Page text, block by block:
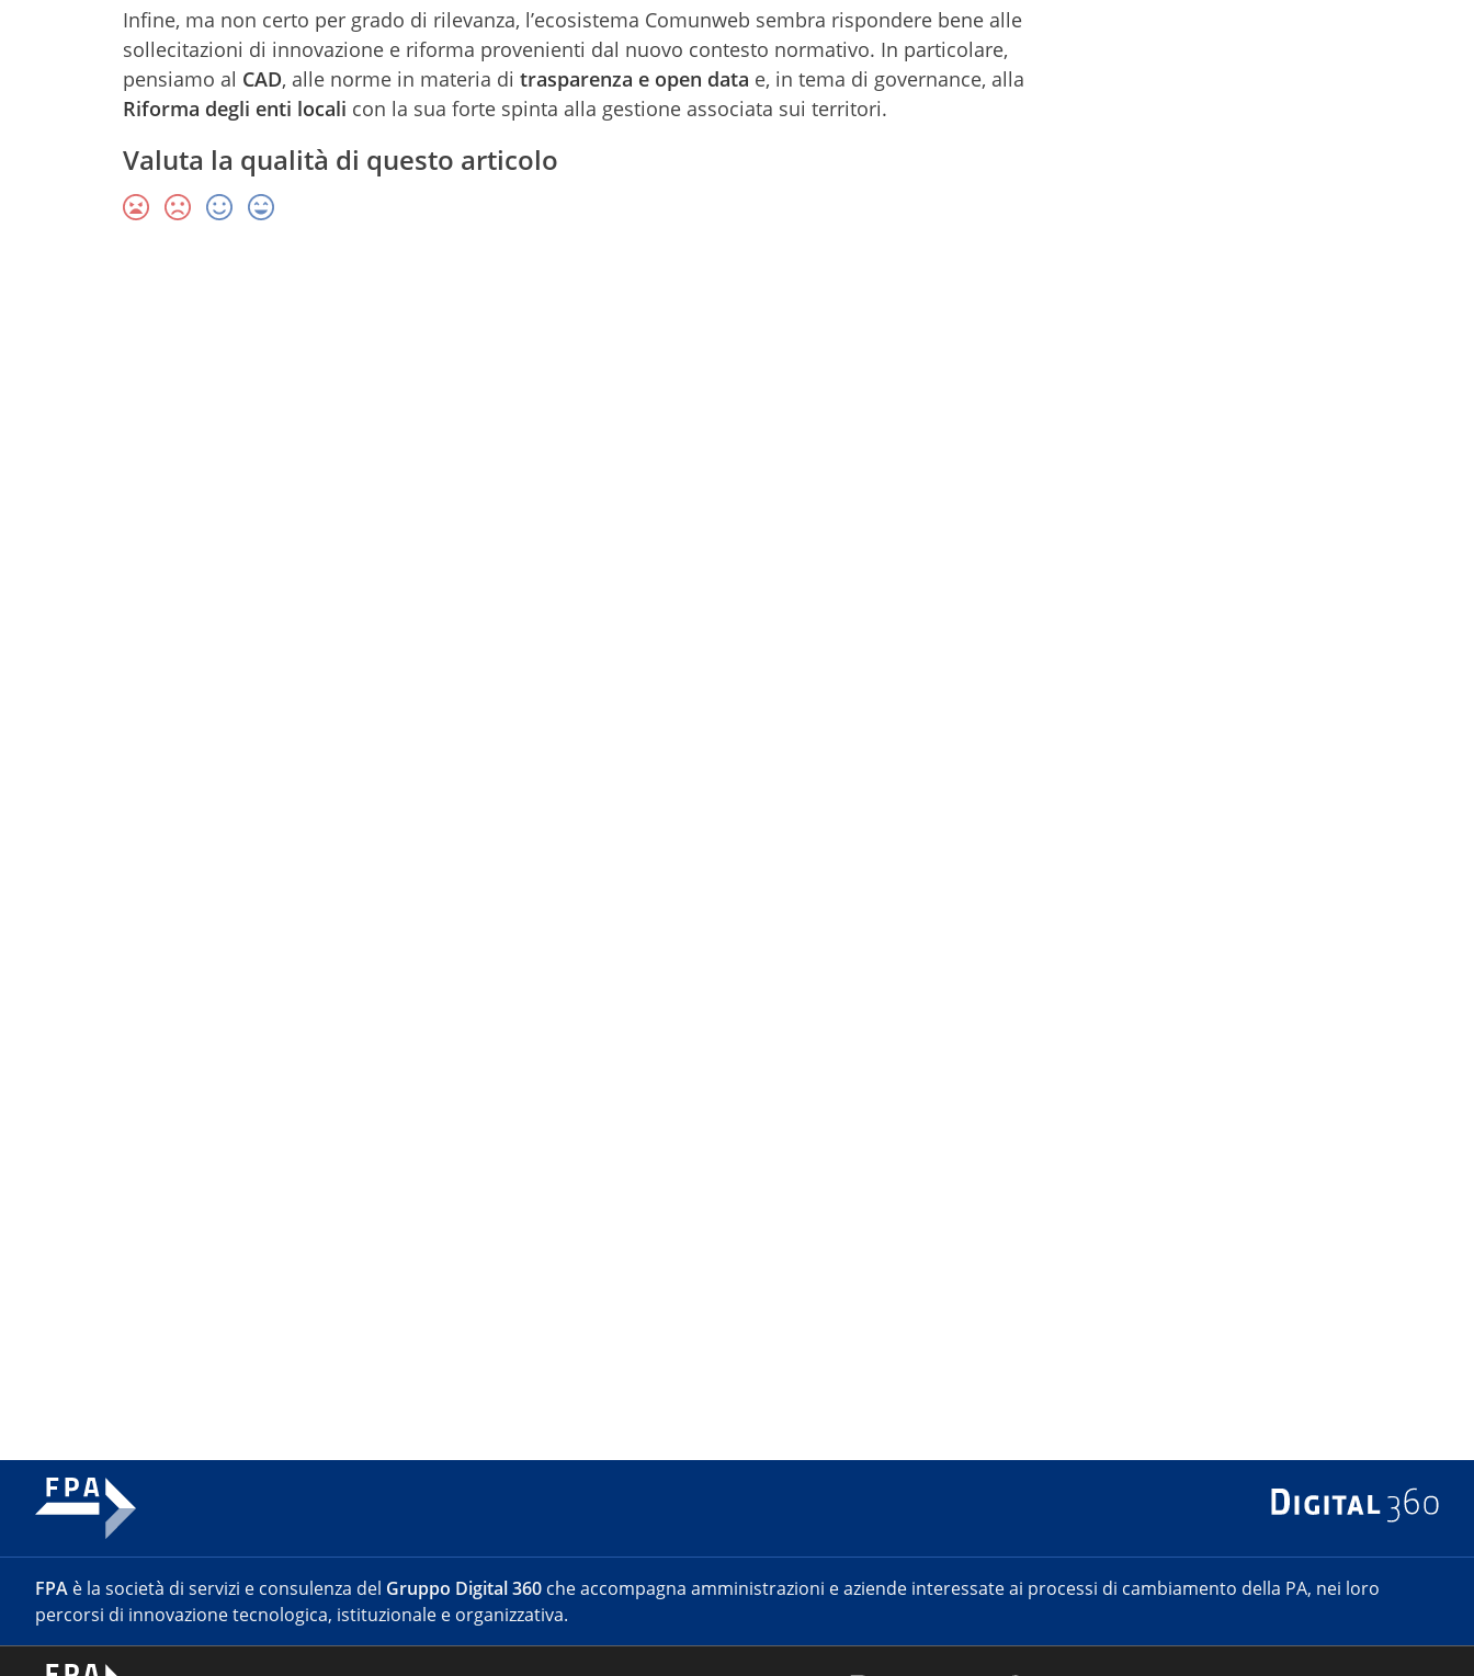
Infine, ma non certo per grado di rilevanza, l’ecosistema Comunweb sembra rispondere bene alle
sollecitazioni di innovazione e riforma provenienti dal nuovo contesto normativo. In particolare,
pensiamo al CAD, alle norme in materia di trasparenza e open data e, in tema di governance, alla
Riforma degli enti locali con la sua forte spinta alla gestione associata sui territori.
Valuta la qualità di questo articolo
FPA è la società di servizi e consulenza del Gruppo Digital 360 che accompagna amministrazioni e aziende interessate ai processi di cambiamento della PA, nei loro
percorsi di innovazione tecnologica, istituzionale e organizzativa.